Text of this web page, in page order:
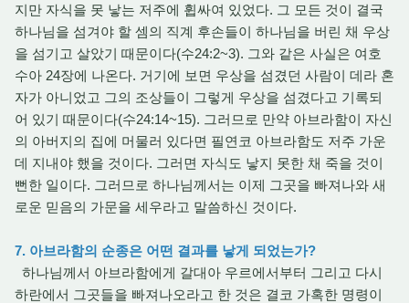
지만 자식을 못 낳는 저주에 휩싸여 있었다. 그 모든 것이 결국
하나님을 섬겨야 할 셈의 직계 후손들이 하나님을 버린 채 우상
을 섬기고 살았기 때문이다(수24:2~3). 그와 같은 사실은 여호
수아 24장에 나온다. 거기에 보면 우상을 섬겼던 사람이 데라 혼
자가 아니었고 그의 조상들이 그렇게 우상을 섬겼다고 기록되
어 있기 때문이다(수24:14~15). 그러므로 만약 아브라함이 자신
의 아버지의 집에 머물러 있다면 필연코 아브라함도 저주 가운
데 지내야 했을 것이다. 그러면 자식도 낳지 못한 채 죽을 것이
뻔한 일이다. 그러므로 하나님께서는 이제 그곳을 빠져나와 새
로운 믿음의 가문을 세우라고 말씀하신 것이다.
7. 아브라함의 순종은 어떤 결과를 낳게 되었는가?
하나님께서 아브라함에게 갈대아 우르에서부터 그리고 다시
하란에서 그곳들을 빠져나오라고 한 것은 결코 가혹한 명령이